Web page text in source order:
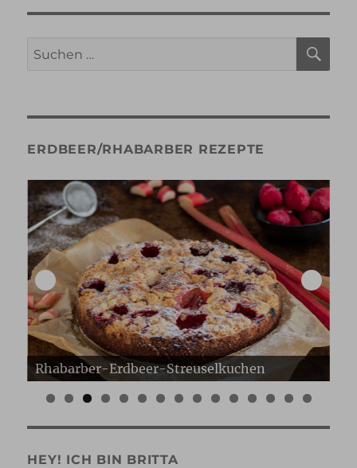
Suche
ERDBEER/RHABARBER REZEPTE
Erdbeer Gugelhupf
0 1 2 3 4 5
HEY! ICH BIN BRITTA